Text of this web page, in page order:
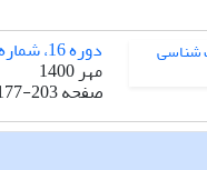
دوره 16، شماره 32
مهر 1400
صفحه203